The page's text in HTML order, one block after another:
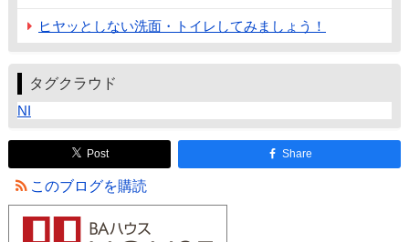
ヒヤッとしない洗面・トイレしてみましょう！
タグクラウド
NI
Post Share
このブログを購読